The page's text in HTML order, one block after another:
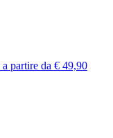
a partire da € 49,90